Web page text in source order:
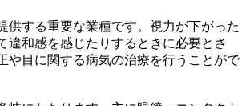
供する重要な業種です。視力が下がった
違和感を感じたりするときに必要とさ
や目に関する病気の治療を行うことがで